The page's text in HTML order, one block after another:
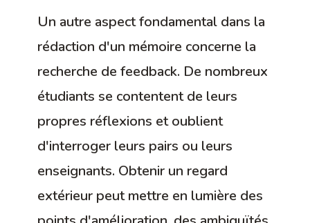
Un autre aspect fondamental dans la
rédaction d'un mémoire concerne la
recherche de feedback. De nombreux
étudiants se contentent de leurs
propres réflexions et oublient
d'interroger leurs pairs ou leurs
enseignants. Obtenir un regard
extérieur peut mettre en lumière des